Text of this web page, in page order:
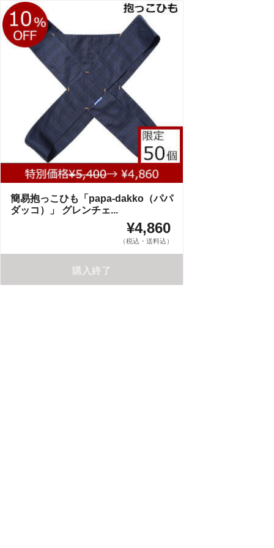
簡易抱っこひも「papa-dakko（パパ
ダッコ）」 グレンチェ...
¥4,860
（税込・送料込）
購入終了